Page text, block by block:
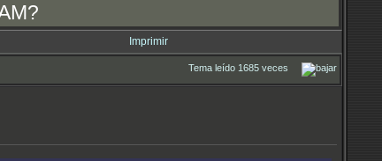
Imprimir
Tema leído 1685 veces